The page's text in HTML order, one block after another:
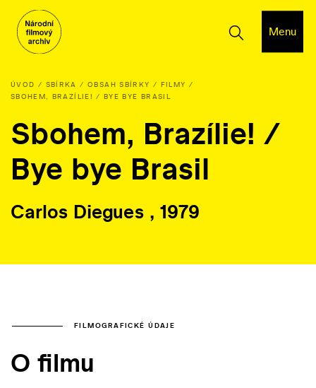
Menu
ÚVOD SBÍRKA OBSAH SBÍRKY
FILMY
SBOHEM, BRAZÍLIE! / BYE BYE BRASIL
Sbohem, Brazílie! /
Bye bye Brasil
Carlos Diegues , 1979
FILMOGRAFICKÉ ÚDAJE
O filmu